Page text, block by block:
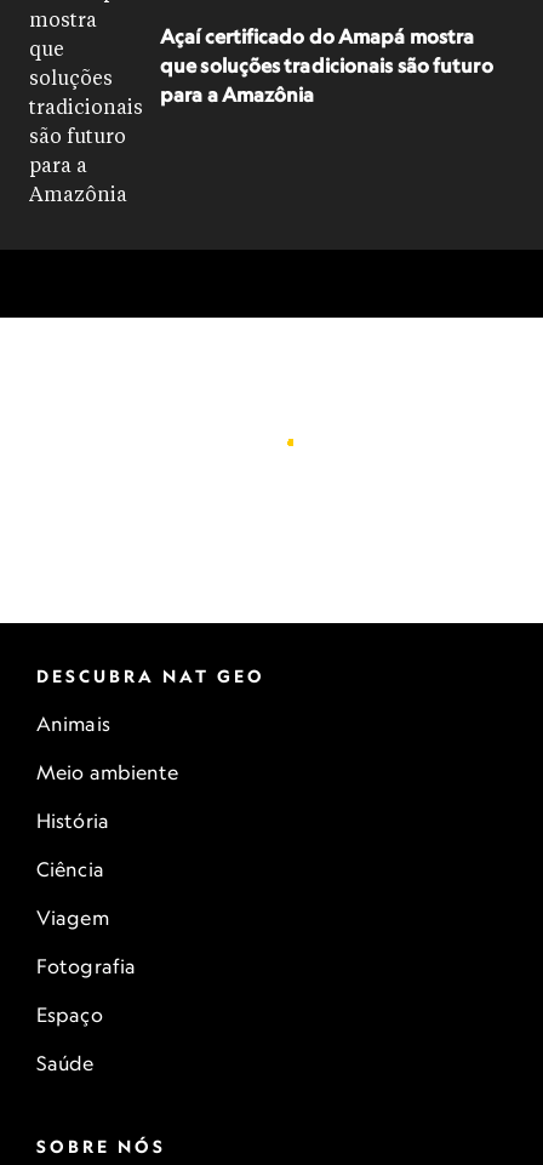
Açaí certificado do Amapá mostra
que soluções tradicionais são futuro
para a Amazônia
DESCUBRA NAT GEO
Animais
Meio ambiente
História
Ciência
Viagem
Fotografia
Espaço
Saúde
SOBRE NÓS